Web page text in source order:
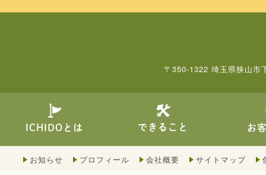
〒350-1322 埼玉県狭山市
ICHIDOとは できること お
お知らせ プロフィール 会社概要 サイトマップ